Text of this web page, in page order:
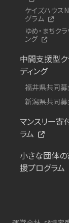
ケイズハウス
グラム
ゆめ・まちク
ング
中間支援型ク
ディング
福井県共同
新潟県共同
マンスリー寄
ラム
小さな団体
援プログラム